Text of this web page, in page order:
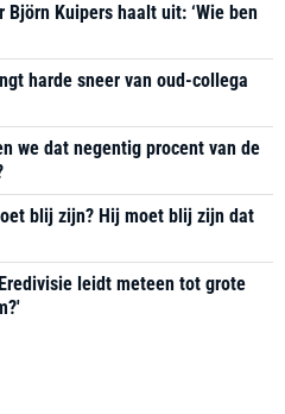
Kuipers haalt uit: ‘Wie ben
harde sneer van oud-collega
we dat negentig procent van de
blij zijn? Hij moet blij zijn dat
leidt meteen tot grote